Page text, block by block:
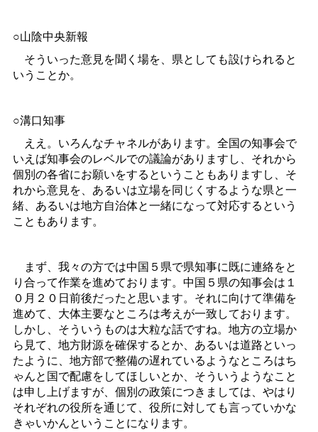
○山陰中央新報
そういった意見を聞く場を、県としても設けられると
いうことか。
○溝口知事
ええ。いろんなチャネルがあります。全国の知事会で
いえば知事会のレベルでの議論がありますし、それから
個別の各省にお願いをするということもありますし、そ
れから意見を、あるいは立場を同じくするような県と一
緒、あるいは地方自治体と一緒になって対応するという
こともあります。
まず、我々の方では中国５県で県知事に既に連絡をと
り合って作業を進めております。中国５県の知事会は１
０月２０日前後だったと思います。それに向けて準備を
進めて、大体主要なところは考えが一致しております。
しかし、そういうものは大粒な話ですね。地方の立場か
ら見て、地方財源を確保するとか、あるいは道路といっ
たように、地方部で整備の遅れているようなところはち
ゃんと国で配慮をしてほしいとか、そういうようなこと
は申し上げますが、個別の政策につきましては、やはり
それぞれの役所を通じて、役所に対しても言っていかな
きゃいかんということになります。